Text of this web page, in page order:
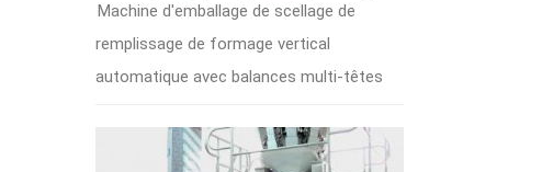
Machine d'emballage de scellage de
remplissage de formage vertical
automatique avec balances multi-têtes